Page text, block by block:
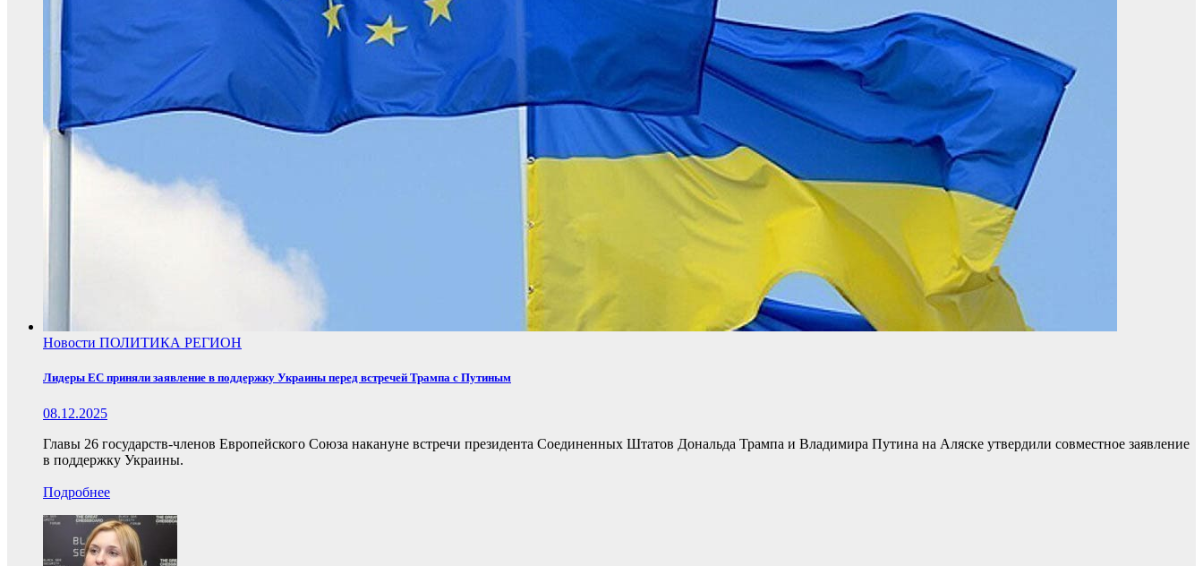
Новости ПОЛИТИКА РЕГИОН
Лидеры ЕС приняли заявление в поддержку Украины перед встречей Трампа с Путиным
08.12.2025
Главы 26 государств-членов Европейского Союза накануне встречи президента Соединенных Штатов Дональда Трампа и Владимира Путина на Аляске утвердили совместное заявление
в поддержку Украины.
Подробнее